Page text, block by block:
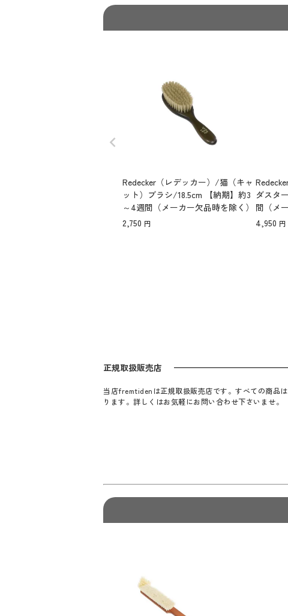
Redecker（レデッカー）/猫（キャ
ット）ブラシ/18.5cm 【納期】約3
～4週間（メーカー欠品時を除く）
2,750
ダスタ
間（メ
4,950
正規取扱販売店
当店fremtidenは正規取扱販売店です。すべての商品
ります。詳しくはお気軽にお問い合わせ下さいませ。